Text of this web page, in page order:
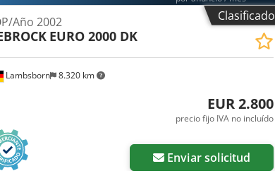
El IVA es deducible para las empresas. Entrega y
momento para todos los productos del sector
Clasificado
Lambsborn 8.320 km
Año 2002
EURO 2000 DK
EUR 2.800
precio fijo IVA no incluído
Enviar solicitud